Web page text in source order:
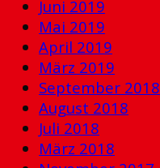
Juni 2019
Mai 2019
April 2019
März 2019
September 2018
August 2018
Juli 2018
März 2018